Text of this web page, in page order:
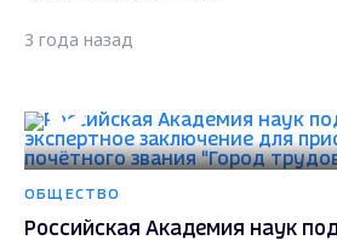
3 года назад
ОБЩЕСТВО
Российская Академия наук